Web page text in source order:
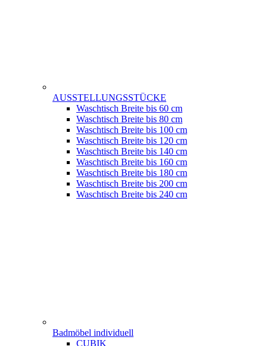
AUSSTELLUNGSSTÜCKE
Waschtisch Breite bis 60 cm
Waschtisch Breite bis 80 cm
Waschtisch Breite bis 100 cm
Waschtisch Breite bis 120 cm
Waschtisch Breite bis 140 cm
Waschtisch Breite bis 160 cm
Waschtisch Breite bis 180 cm
Waschtisch Breite bis 200 cm
Waschtisch Breite bis 240 cm
Badmöbel individuell
CUBIK